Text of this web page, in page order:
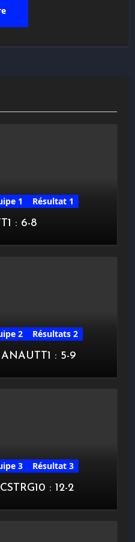
1
Résultat 1
: 6-8
2
Résultats 2
: 5-9
3
Résultat 3
: 12-2